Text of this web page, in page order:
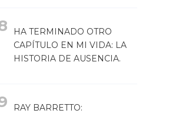
HA TERMINADO OTRO
CAPÍTULO EN MI VIDA: LA
HISTORIA DE AUSENCIA.
RAY BARRETTO: